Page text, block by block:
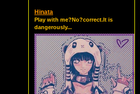
Hinata
Play with me?No?correct.It is
dangerously...